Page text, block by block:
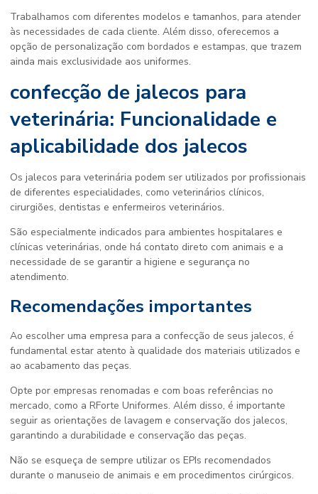
Trabalhamos com diferentes modelos e tamanhos, para atender
às necessidades de cada cliente. Além disso, oferecemos a
opção de personalização com bordados e estampas, que trazem
ainda mais exclusividade aos uniformes.
confecção de jalecos para
veterinária: Funcionalidade e
aplicabilidade dos jalecos
Os jalecos para veterinária podem ser utilizados por profissionais
de diferentes especialidades, como veterinários clínicos,
cirurgiões, dentistas e enfermeiros veterinários.
São especialmente indicados para ambientes hospitalares e
clínicas veterinárias, onde há contato direto com animais e a
necessidade de se garantir a higiene e segurança no
atendimento.
Recomendações importantes
Ao escolher uma empresa para a confecção de seus jalecos, é
fundamental estar atento à qualidade dos materiais utilizados e
ao acabamento das peças.
Opte por empresas renomadas e com boas referências no
mercado, como a RForte Uniformes. Além disso, é importante
seguir as orientações de lavagem e conservação dos jalecos,
garantindo a durabilidade e conservação das peças.
Não se esqueça de sempre utilizar os EPIs recomendados
durante o manuseio de animais e em procedimentos cirúrgicos.